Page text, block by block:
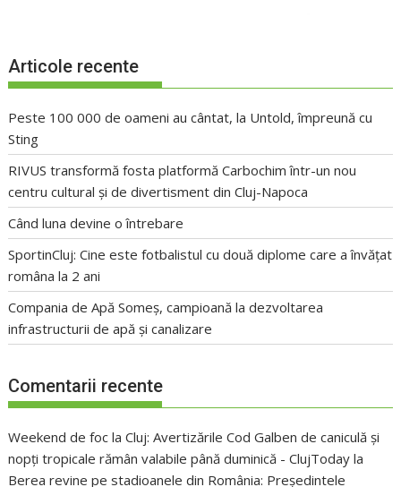
Articole recente
Peste 100 000 de oameni au cântat, la Untold, împreună cu
Sting
RIVUS transformă fosta platformă Carbochim într-un nou
centru cultural și de divertisment din Cluj-Napoca
Când luna devine o întrebare
SportinCluj: Cine este fotbalistul cu două diplome care a învățat
româna la 2 ani
Compania de Apă Someș, campioană la dezvoltarea
infrastructurii de apă și canalizare
Comentarii recente
Weekend de foc la Cluj: Avertizările Cod Galben de caniculă și
nopți tropicale rămân valabile până duminică - ClujToday la
Berea revine pe stadioanele din România: Președintele